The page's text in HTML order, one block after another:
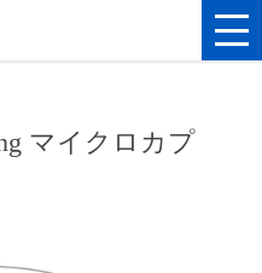
マイクロカプ